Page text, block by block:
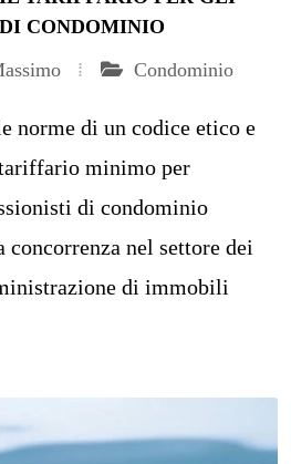
CONDOMINIO
Condominio
norme di un codice etico e
minimo per
di condominio
nel settore dei
di immobili